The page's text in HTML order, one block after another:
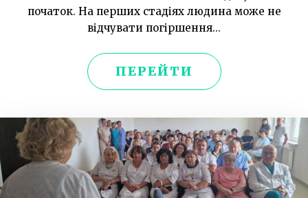
початок. На перших стадіях людина може не
відчувати погіршення...
ПЕРЕЙТИ